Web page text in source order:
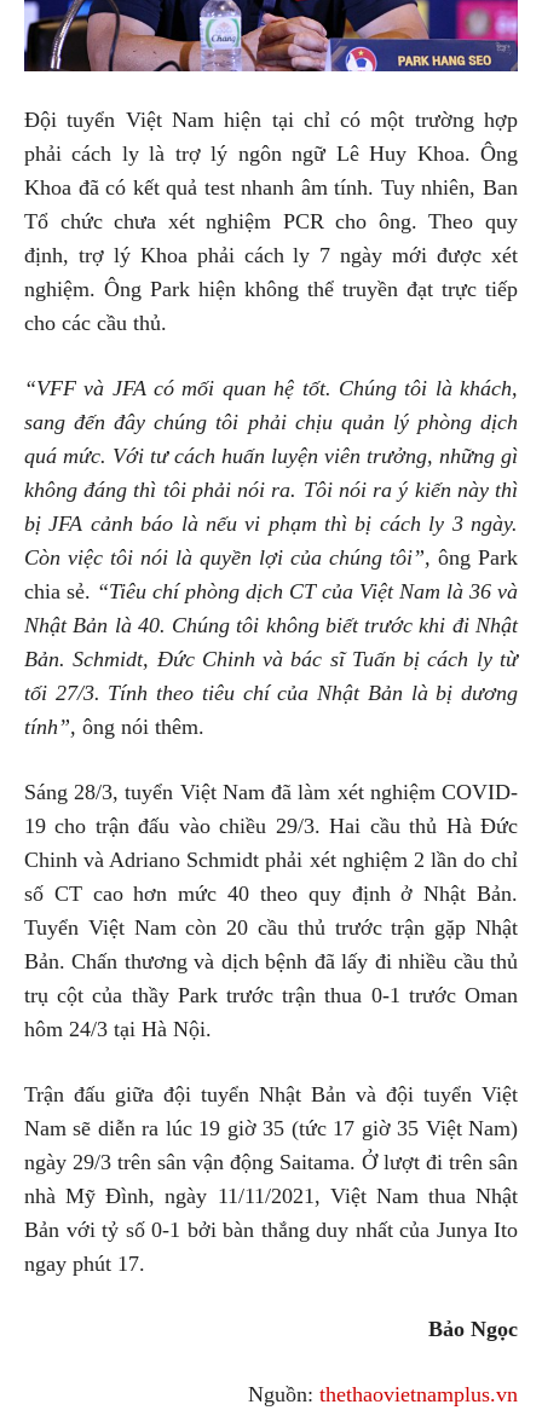
Đội tuyển Việt Nam hiện tại chỉ có một trường hợp
phải cách ly là trợ lý ngôn ngữ Lê Huy Khoa. Ông
Khoa đã có kết quả test nhanh âm tính. Tuy nhiên, Ban
Tổ chức chưa xét nghiệm PCR cho ông. Theo quy
định, trợ lý Khoa phải cách ly 7 ngày mới được xét
nghiệm. Ông Park hiện không thể truyền đạt trực tiếp
cho các cầu thủ.
“VFF và JFA có mối quan hệ tốt. Chúng tôi là khách,
sang đến đây chúng tôi phải chịu quản lý phòng dịch
quá mức. Với tư cách huấn luyện viên trưởng, những gì
không đáng thì tôi phải nói ra. Tôi nói ra ý kiến này thì
bị JFA cảnh báo là nếu vi phạm thì bị cách ly 3 ngày.
Còn việc tôi nói là quyền lợi của chúng tôi”, ông Park
chia sẻ. “Tiêu chí phòng dịch CT của Việt Nam là 36 và
Nhật Bản là 40. Chúng tôi không biết trước khi đi Nhật
Bản. Schmidt, Đức Chinh và bác sĩ Tuấn bị cách ly từ
tối 27/3. Tính theo tiêu chí của Nhật Bản là bị dương
tính”, ông nói thêm.
Sáng 28/3, tuyển Việt Nam đã làm xét nghiệm COVID-
19 cho trận đấu vào chiều 29/3. Hai cầu thủ Hà Đức
Chinh và Adriano Schmidt phải xét nghiệm 2 lần do chỉ
số CT cao hơn mức 40 theo quy định ở Nhật Bản.
Tuyển Việt Nam còn 20 cầu thủ trước trận gặp Nhật
Bản. Chấn thương và dịch bệnh đã lấy đi nhiều cầu thủ
trụ cột của thầy Park trước trận thua 0-1 trước Oman
hôm 24/3 tại Hà Nội.
Trận đấu giữa đội tuyển Nhật Bản và đội tuyển Việt
Nam sẽ diễn ra lúc 19 giờ 35 (tức 17 giờ 35 Việt Nam)
ngày 29/3 trên sân vận động Saitama. Ở lượt đi trên sân
nhà Mỹ Đình, ngày 11/11/2021, Việt Nam thua Nhật
Bản với tỷ số 0-1 bởi bàn thắng duy nhất của Junya Ito
ngay phút 17.
Bảo Ngọc
Nguồn: thethaovietnamplus.vn